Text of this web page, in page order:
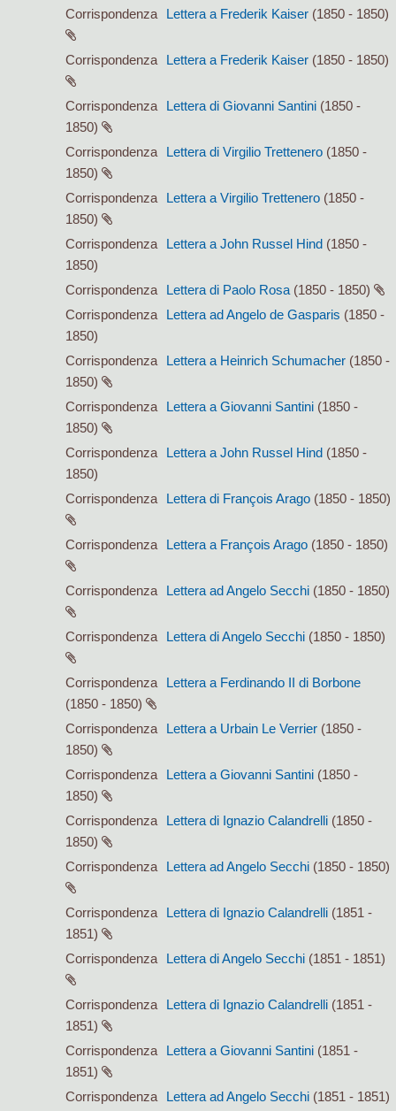
Corrispondenza Lettera a Frederik Kaiser (1850 - 1850)
Corrispondenza Lettera a Frederik Kaiser (1850 - 1850)
Corrispondenza Lettera di Giovanni Santini (1850 -
1850)
Corrispondenza
Lettera di Virgilio Trettenero (1850 -
1850)
Corrispondenza
Lettera a Virgilio Trettenero (1850 -
1850)
Corrispondenza
Lettera a John Russel Hind (1850 -
1850)
Corrispondenza
Lettera di Paolo Rosa (1850 - 1850)
Corrispondenza
Lettera ad Angelo de Gasparis (1850 -
1850)
Corrispondenza
Lettera a Heinrich Schumacher (1850 -
1850)
Corrispondenza
Lettera a Giovanni Santini (1850 -
1850)
Corrispondenza
Lettera a John Russel Hind (1850 -
1850)
Corrispondenza
Lettera di François Arago (1850 - 1850)
Corrispondenza Lettera a François Arago (1850 - 1850)
Corrispondenza Lettera ad Angelo Secchi (1850 - 1850)
Corrispondenza Lettera di Angelo Secchi (1850 - 1850)
Corrispondenza
Lettera a Ferdinando II di Borbone
(1850 - 1850)
Corrispondenza
Lettera a Urbain Le Verrier (1850 -
1850)
Corrispondenza
Lettera a Giovanni Santini (1850 -
1850)
Corrispondenza
Lettera di Ignazio Calandrelli (1850 -
1850)
Corrispondenza
Lettera ad Angelo Secchi (1850 - 1850)
Corrispondenza Lettera di Ignazio Calandrelli (1851 -
1851)
Corrispondenza
Lettera di Angelo Secchi (1851 - 1851)
Corrispondenza Lettera di Ignazio Calandrelli (1851 -
1851)
Corrispondenza
Lettera a Giovanni Santini (1851 -
1851)
Corrispondenza
Lettera ad Angelo Secchi (1851 - 1851)